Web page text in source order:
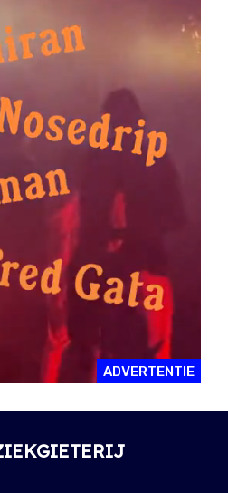
ADVERTENTIE